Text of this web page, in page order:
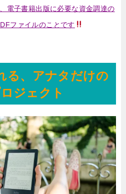
電子書籍出版に必要な資金調達の
ファイルのことです
る、アナタだけの
ジェクト